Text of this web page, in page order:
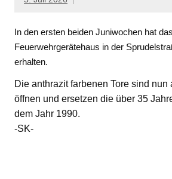
In den ersten beiden Juniwochen hat das
Feuerwehrgerätehaus in der
erhalten.
Die anthrazit farbenen Tore sind nun
öffnen und ersetzen die über 35
dem Jahr 1990.
-SK-